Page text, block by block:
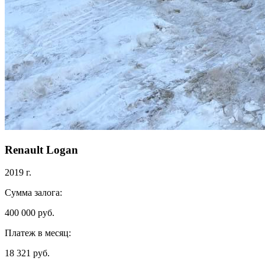
Renault Logan
2019 г.
Сумма залога:
400 000 руб.
Платеж в месяц:
18 321 руб.